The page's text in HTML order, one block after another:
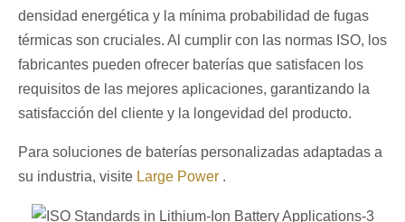
densidad energética y la mínima probabilidad de fugas
térmicas son cruciales. Al cumplir con las normas ISO, los
fabricantes pueden ofrecer baterías que satisfacen los
requisitos de las mejores aplicaciones, garantizando la
satisfacción del cliente y la longevidad del producto.
Para soluciones de baterías personalizadas adaptadas a
su industria, visite Large Power .